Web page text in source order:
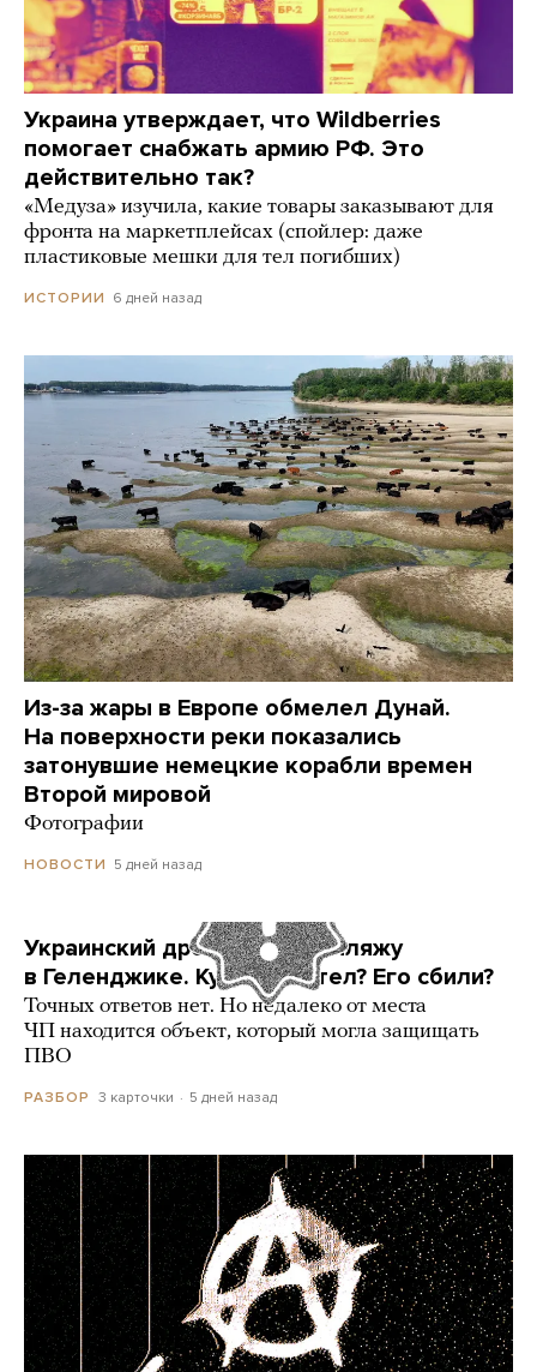
Украина утверждает, что Wildberries
помогает снабжать армию РФ. Это
действительно так?
«Медуза» изучила, какие товары заказывают для
фронта на маркетплейсах (спойлер: даже
пластиковые мешки для тел погибших)
ИСТОРИИ 6 дней назад
Из-за жары в Европе обмелел Дунай.
На поверхности реки показались
затонувшие немецкие корабли времен
Второй мировой
Фотографии
НОВОСТИ 5 дней назад
Украинский дрон попал по пляжу
в Геленджике. Куда он летел? Его сбили?
Точных ответов нет. Но недалеко от места
ЧП находится объект, который могла защищать
ПВО
РАЗБОР 3 карточки 5 дней назад